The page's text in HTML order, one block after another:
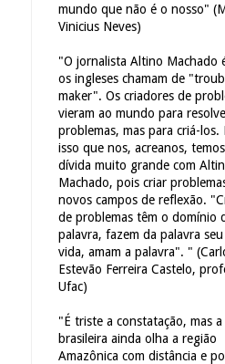
mundo que não é o nosso"
Vinicius Neves)
"O jornalista Altino Machado
os ingleses chamam de
maker". Os criadores de
vieram ao mundo para
problemas, mas para criá-los.
isso que nos, acreanos,
dívida muito grande com
Machado, pois criar
novos campos de reflexão.
de problemas têm o domínio
palavra, fazem da palavra
vida, amam a palavra". "
Estevão Ferreira Castelo,
Ufac)
"É triste a constatação, mas a
brasileira ainda olha a região
Amazônica com distância e